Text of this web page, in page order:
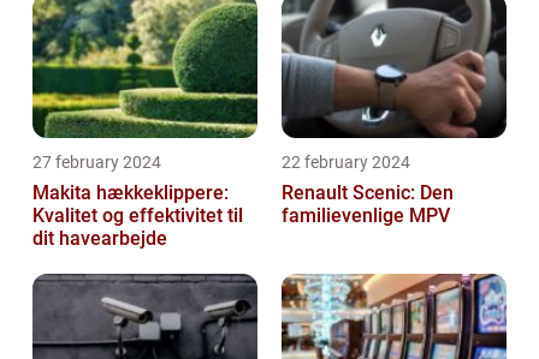
27 february 2024
Makita hækkeklippere:
Kvalitet og effektivitet til
dit havearbejde
22 february 2024
Renault Scenic: Den
familievenlige MPV